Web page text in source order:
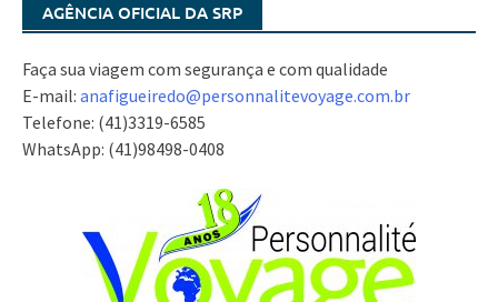
AGÊNCIA OFICIAL DA SRP
Faça sua viagem com segurança e com qualidade
E-mail: anafigueiredo@personnalitevoyage.com.br
Telefone: (41)3319-6585
WhatsApp: (41)98498-0408